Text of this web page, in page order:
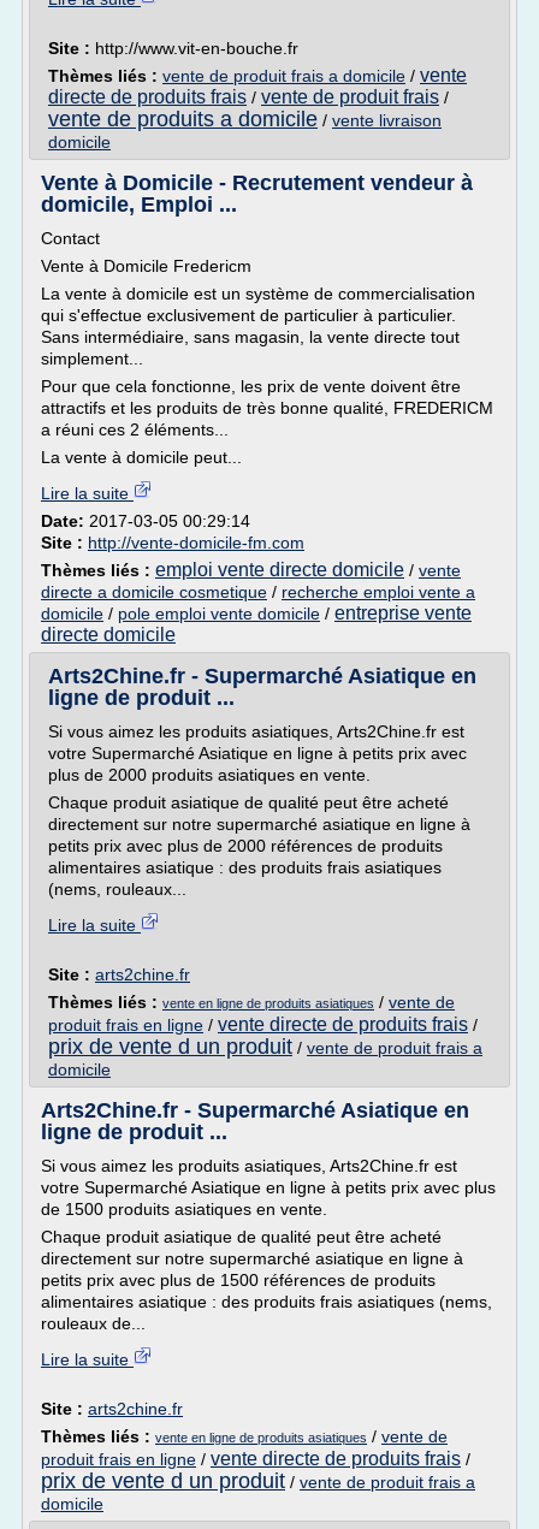
Site : http://www.vit-en-bouche.fr
Thèmes liés : vente de produit frais a domicile / vente
directe de produits frais / vente de produit frais /
vente de produits a domicile / vente livraison
domicile
Vente à Domicile - Recrutement vendeur à
domicile, Emploi ...
Contact
Vente à Domicile Fredericm
La vente à domicile est un système de commercialisation
qui s'effectue exclusivement de particulier à particulier.
Sans intermédiaire, sans magasin, la vente directe tout
simplement...
Pour que cela fonctionne, les prix de vente doivent être
attractifs et les produits de très bonne qualité, FREDERICM
a réuni ces 2 éléments...
La vente à domicile peut...
Lire la suite
Date: 2017-03-05 00:29:14
Site : http://vente-domicile-fm.com
Thèmes liés : emploi vente directe domicile / vente
directe a domicile cosmetique / recherche emploi vente a
domicile / pole emploi vente domicile / entreprise vente
directe domicile
Arts2Chine.fr - Supermarché Asiatique en
ligne de produit ...
Si vous aimez les produits asiatiques, Arts2Chine.fr est
votre Supermarché Asiatique en ligne à petits prix avec
plus de 2000 produits asiatiques en vente.
Chaque produit asiatique de qualité peut être acheté
directement sur notre supermarché asiatique en ligne à
petits prix avec plus de 2000 références de produits
alimentaires asiatique : des produits frais asiatiques
(nems, rouleaux...
Lire la suite
Site : arts2chine.fr
Thèmes liés : vente en ligne de produits asiatiques / vente de
produit frais en ligne / vente directe de produits frais /
prix de vente d un produit / vente de produit frais a
domicile
Arts2Chine.fr - Supermarché Asiatique en
ligne de produit ...
Si vous aimez les produits asiatiques, Arts2Chine.fr est
votre Supermarché Asiatique en ligne à petits prix avec plus
de 1500 produits asiatiques en vente.
Chaque produit asiatique de qualité peut être acheté
directement sur notre supermarché asiatique en ligne à
petits prix avec plus de 1500 références de produits
alimentaires asiatique : des produits frais asiatiques (nems,
rouleaux de...
Lire la suite
Site : arts2chine.fr
Thèmes liés : vente en ligne de produits asiatiques / vente de
produit frais en ligne / vente directe de produits frais /
prix de vente d un produit / vente de produit frais a
domicile